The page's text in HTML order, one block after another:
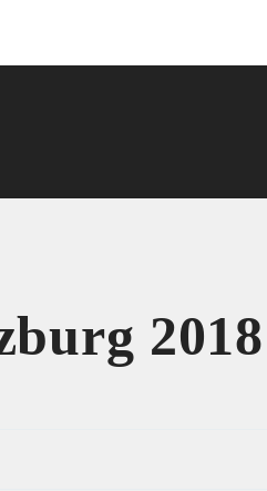
2018